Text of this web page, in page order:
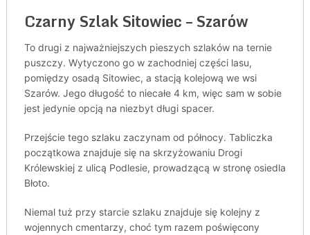
Czarny Szlak Sitowiec – Szarów
To drugi z najważniejszych pieszych szlaków na ternie
puszczy. Wytyczono go w zachodniej części lasu,
pomiędzy osadą Sitowiec, a stacją kolejową we wsi
Szarów. Jego długość to niecałe 4 km, więc sam w sobie
jest jedynie opcją na niezbyt długi spacer.
Przejście tego szlaku zaczynam od północy. Tabliczka
początkowa znajduje się na skrzyżowaniu Drogi
Królewskiej z ulicą Podlesie, prowadzącą w stronę osiedla
Błoto.
Niemal tuż przy starcie szlaku znajduje się kolejny z
wojennych cmentarzy, choć tym razem poświęcony